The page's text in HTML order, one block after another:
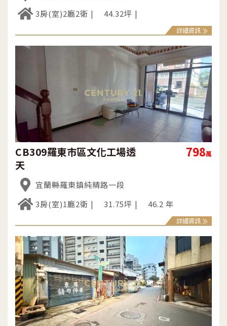
3房(室)2廳2衛
44.32坪
詳細資訊
CB309羅東市區文化工場透
天
798萬
宜蘭縣羅東鎮純精路一段
3房(室)1廳2衛
31.75坪 46.2 年
詳細資訊